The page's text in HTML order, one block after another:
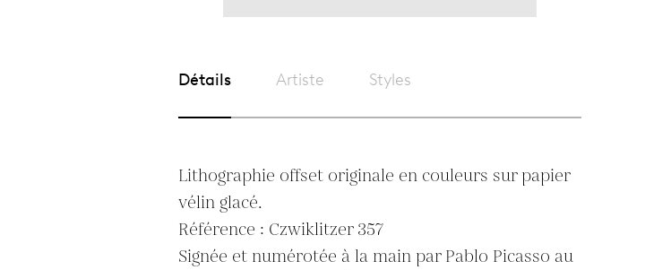
Détails Artiste Styles
Lithographie offset originale en couleurs sur papier
vélin glacé.
Référence : Czwiklitzer 357
Signée et numérotée à la main par Pablo Picasso au